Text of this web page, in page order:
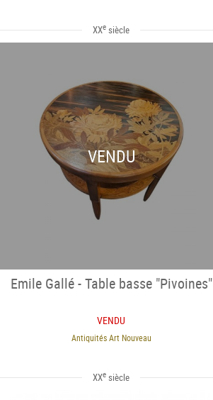
XXe siècle
VENDU
Emile Gallé - Table basse "Pivoines"
VENDU
Antiquités Art Nouveau
XXe siècle